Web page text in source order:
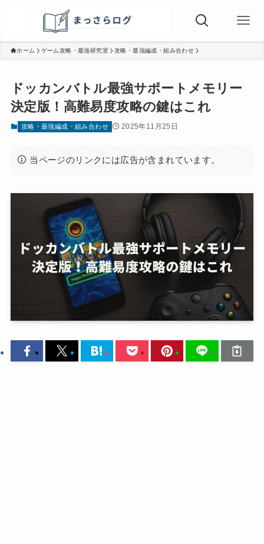
ホーム ゲーム攻略・最強研究室 攻略・最強編成・組み合わせ
ドッカンバトル最強サポートメモリー
決定版！高難易度攻略の鍵はこれ
攻略・最強編成・組み合わせ 2025年11月25日
当ページのリンクには広告が含まれています。